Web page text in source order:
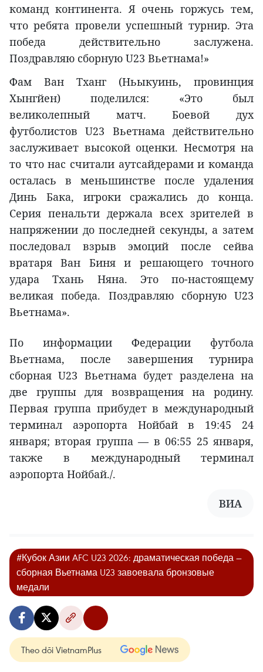
команд континента. Я очень горжусь тем,
что ребята провели успешный турнир. Эта
победа действительно заслужена.
Поздравляю сборную U23 Вьетнама!»
Фам Ван Тханг (Ньыкуинь, провинция
Хынгйен) поделился: «Это был
великолепный матч. Боевой дух
футболистов U23 Вьетнама действительно
заслуживает высокой оценки. Несмотря на
то что нас считали аутсайдерами и команда
осталась в меньшинстве после удаления
Динь Бака, игроки сражались до конца.
Серия пенальти держала всех зрителей в
напряжении до последней секунды, а затем
последовал взрыв эмоций после сейва
вратаря Ван Биня и решающего точного
удара Тхань Няна. Это по-настоящему
великая победа. Поздравляю сборную U23
Вьетнама».
По информации Федерации футбола
Вьетнама, после завершения турнира
сборная U23 Вьетнама будет разделена на
две группы для возвращения на родину.
Первая группа прибудет в международный
терминал аэропорта Нойбай в 19:45 24
января; вторая группа — в 06:55 25 января,
также в международный терминал
аэропорта Нойбай./.
ВИA
#Кубок Азии AFC U23 2026: драматическая победа —
сборная Вьетнама U23 завоевала бронзовые
медали
Theo dõi VietnamPlus